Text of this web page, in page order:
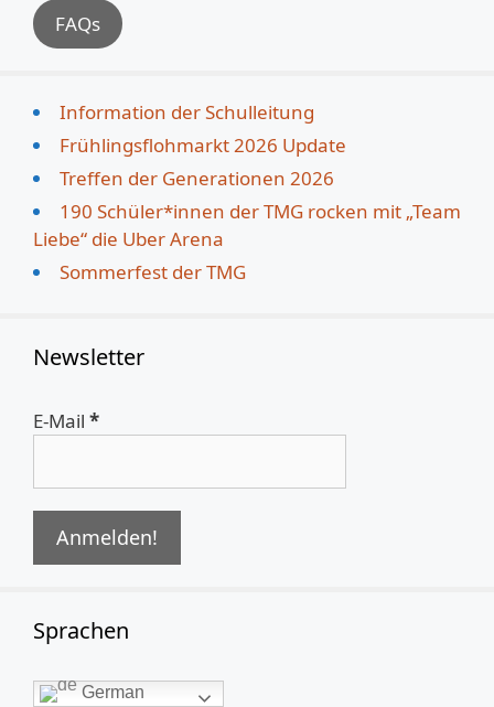
FAQs
Information der Schulleitung
Frühlingsflohmarkt 2026 Update
Treffen der Generationen 2026
190 Schüler*innen der TMG rocken mit „Team
Liebe“ die Uber Arena
Sommerfest der TMG
Newsletter
E-Mail *
Sprachen
German